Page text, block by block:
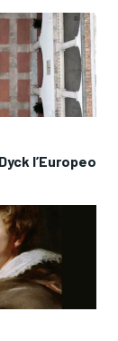
l’Europeo